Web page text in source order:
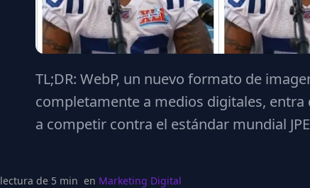
TL;DR: WebP, un nuevo formato de
completamente a medios digitales,
a competir contra el estándar mundial
lectura de 5 min en Marketing Digital